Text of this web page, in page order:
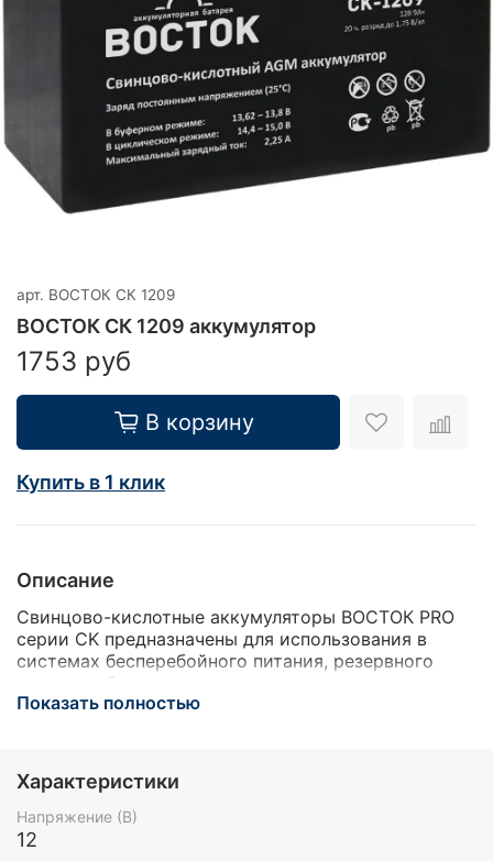
арт. ВОСТОК СК 1209
ВОСТОК СК 1209 аккумулятор
1753 руб
В корзину
Купить в 1 клик
Описание
Свинцово-кислотные аккумуляторы ВОСТОК PRO
серии CK предназначены для использования в
системах бесперебойного питания, резервного
энергоснабжения, автономных энергосистемах.
Изготовлены по AGM технологии (электролит,
необслуживаемыми. Обладают высокими
разрядными и эксплуатационными
характеристиками благодаря использованию в
составе электролита и намазной пасты
Показать полностью
Характеристики
Напряжение (В)
12